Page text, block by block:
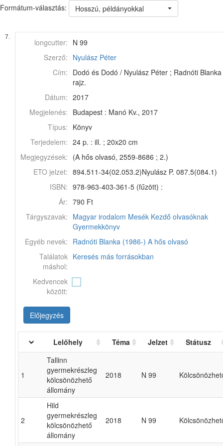
Formátum-választás: Hosszú, példányokkal
7.
longcutter: N 99
Szerző: Nyulász Péter
Cím: Dodó és Dodó / Nyulász Péter ; Radnóti Blanka
rajz.
Dátum: 2017
Megjelenés: Budapest : Manó Kv., 2017
Típus: Könyv
Terjedelem: 24 p. : ill. ; 20x20 cm
Megjegyzések: (A hős olvasó, 2559-8686 ; 2.)
ETO jelzet: 894.511-34(02.053.2)Nyulász P. 087.5(084.1)
ISBN: 978-963-403-361-5 (fűzött) :
Ár: 790 Ft
Tárgyszavak: Magyar irodalom Mesék Kezdő olvasóknak
Gyermekkönyv
Egyéb nevek: Radnóti Blanka (1986-) A hős olvasó
Találatok
máshol:
Keresés más forrásokban
Kedvencek
között:
Előjegyzés
Lelőhely Téma Jelzet Státusz
1
Tallinn
gyermekrészleg
kölcsönözhető
állomány
2018 N 99
2
Hild
gyermekrészleg
kölcsönözhető
állomány
2018 N 99